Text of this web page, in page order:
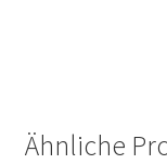
Ähnliche